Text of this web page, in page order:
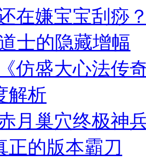
在嫌宝宝刮痧
士的隐藏增幅
《仿盛大心法传
解析
月巢穴终极神
正的版本霸刀